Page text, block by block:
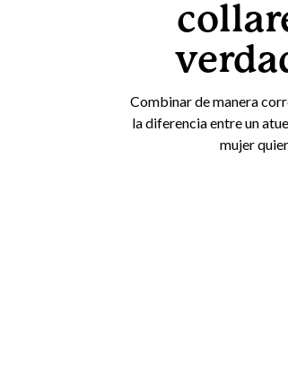
Combinar de manera
la diferencia entre un
mujer